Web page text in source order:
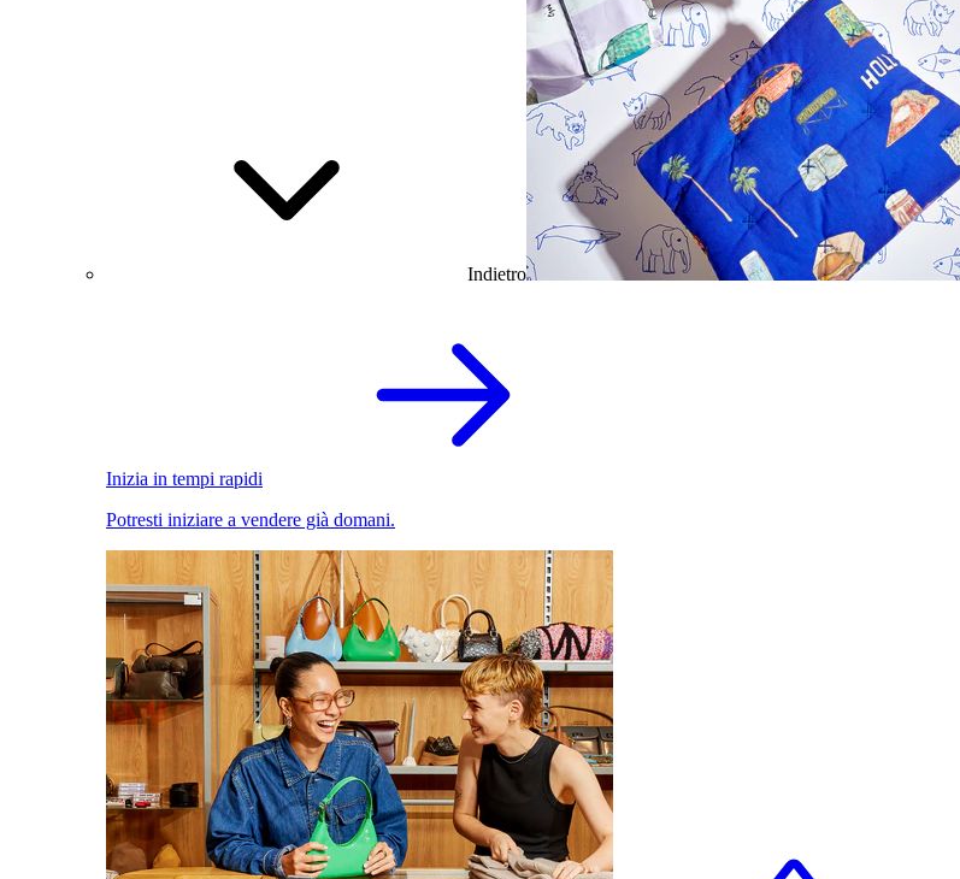
Indietro
Inizia in tempi rapidi
Potresti iniziare a vendere già domani.